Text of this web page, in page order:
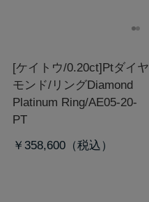
[ケイトウ/0.20ct]Ptダイヤ
モンド/リングDiamond
Platinum Ring/AE05-20-
PT
￥358,600